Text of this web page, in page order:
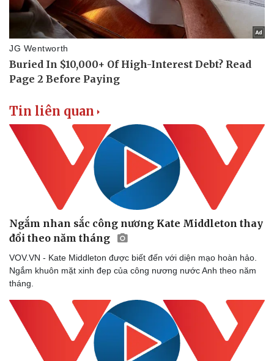
Vụ án
Tư vấn luật
Việt Nam
Phân tích
Tin liên quan
Ngắm nhan sắc công nương Kate Middleton thay
đổi theo năm tháng
VOV.VN - Kate Middleton được biết đến với diện mạo hoàn hảo.
Ngắm khuôn mặt xinh đẹp của công nương nước Anh theo năm
tháng.